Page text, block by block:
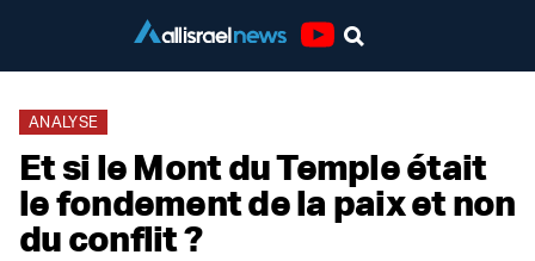
ANALYSE
Et si le Mont du Temple était
le fondement de la paix et non
du conflit ?